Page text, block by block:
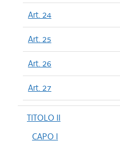
Art. 24
Art. 25
Art. 26
Art. 27
TITOLO II
CAPO I